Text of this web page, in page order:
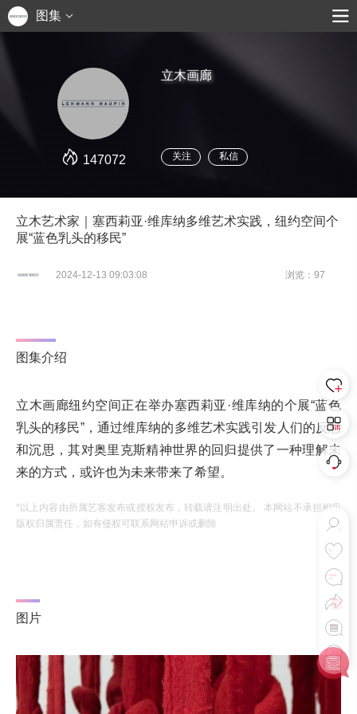
图集
147072
立木画廊
关注 私信
立木艺术家｜塞西莉亚·维库纳多维艺术实践，纽约空间个
展“蓝色乳头的移民”
2024-12-13 09:03:08 浏览：97
图集介绍
立木画廊纽约空间正在举办塞西莉亚·维库纳的个展“蓝色
乳头的移民”，通过维库纳的多维艺术实践引发人们的反思
和沉思，其对奥里克斯精神世界的回归提供了一种理解未
来的方式，或许也为未来带来了希望。
*以上内容由所属艺客发布或授权发布，转载请注明出处。 本网站不承担相应
版权归属责任，如有侵权可联系网站申诉或删除
图片